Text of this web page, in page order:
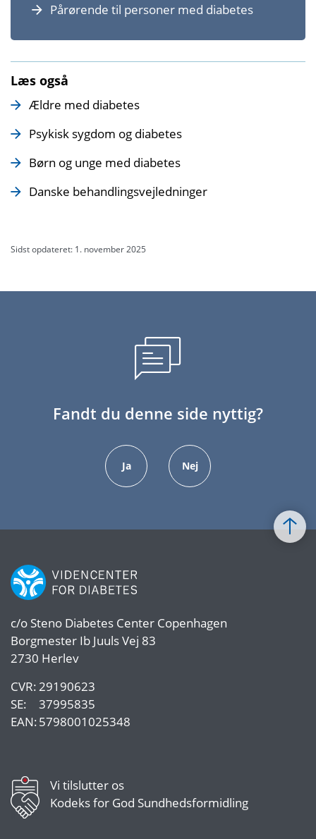
Pårørende til personer med diabetes
Læs også
Ældre med diabetes
Psykisk sygdom og diabetes
Børn og unge med diabetes
Danske behandlingsvejledninger
Sidst opdateret: 1. november 2025
Fandt du denne side nyttig?
Ja Nej
c/o Steno Diabetes Center Copenhagen
Borgmester Ib Juuls Vej 83
2730 Herlev
CVR: 29190623
SE:
37995835
EAN:5798001025348
Vi tilslutter os
Kodeks for God Sundhedsformidling